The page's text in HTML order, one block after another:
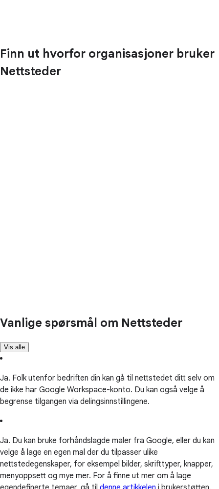
Finn ut hvorfor organisasjoner bruker
Nettsteder
Vanlige spørsmål om Nettsteder
Vis alle
Ja. Folk utenfor bedriften din kan gå til nettstedet ditt selv om
de ikke har Google Workspace-konto. Du kan også velge å
begrense tilgangen via delingsinnstillingene.
Ja. Du kan bruke forhåndslagde maler fra Google, eller du kan
velge å lage en egen mal der du tilpasser ulike
nettstedegenskaper, for eksempel bilder, skrifttyper, knapper,
menyoppsett og mye mer. For å finne ut mer om å lage